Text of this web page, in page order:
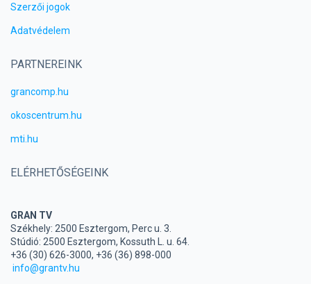
Szerzői jogok
Adatvédelem
PARTNEREINK
grancomp.hu
okoscentrum.hu
mti.hu
ELÉRHETŐSÉGEINK
GRAN TV
Székhely: 2500 Esztergom, Perc u. 3.
Stúdió: 2500 Esztergom, Kossuth L. u. 64.
+36 (30) 626-3000, +36 (36) 898-000
info@grantv.hu